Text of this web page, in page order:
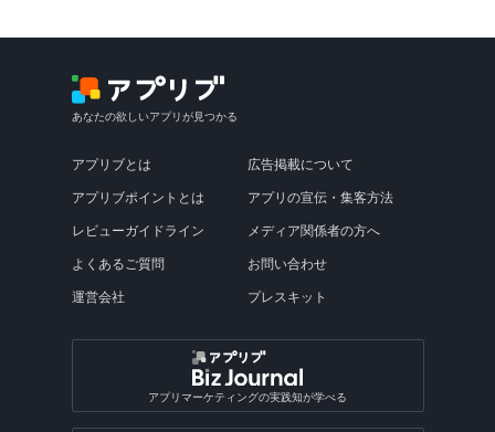
あなたの欲しいアプリが見つかる
アプリブとは
アプリブポイントとは
レビューガイドライン
よくあるご質問
運営会社
広告掲載について
アプリの宣伝・集客方法
メディア関係者の方へ
お問い合わせ
プレスキット
アプリマーケティングの実践知が学べる